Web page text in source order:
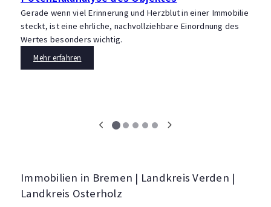
Gerade wenn viel Erinnerung und Herzblut in einer Immobilie
steckt, ist eine ehrliche, nachvollziehbare Einordnung des
Wertes besonders wichtig.
Mehr erfahren
Immobilien in Bremen | Landkreis Verden |
Landkreis Osterholz